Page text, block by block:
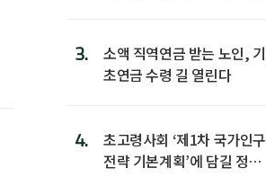
3.
소액 직역연금 받는 노인, 기
초연금 수령 길 열린다
4.
초고령사회 ‘제1차 국가인구
전략 기본계획’에 담길 정책